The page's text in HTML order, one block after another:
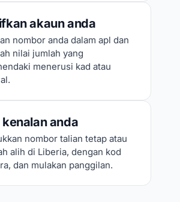
akaun anda
nombor anda dalam apl dan
nilai jumlah yang
menerusi kad atau
kenalan anda
nombor talian tetap atau
alih di Liberia, dengan kod
dan mulakan panggilan.